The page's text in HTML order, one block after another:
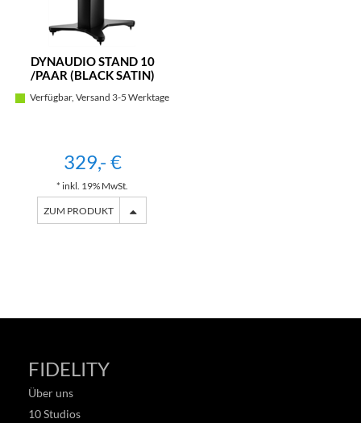
DYNAUDIO STAND 10
/PAAR (BLACK SATIN)
Verfügbar, Versand 3-5 Werktage
329,- €
* inkl. 19% MwSt.
ZUM PRODUKT
FIDELITY
Über uns
10 Studios